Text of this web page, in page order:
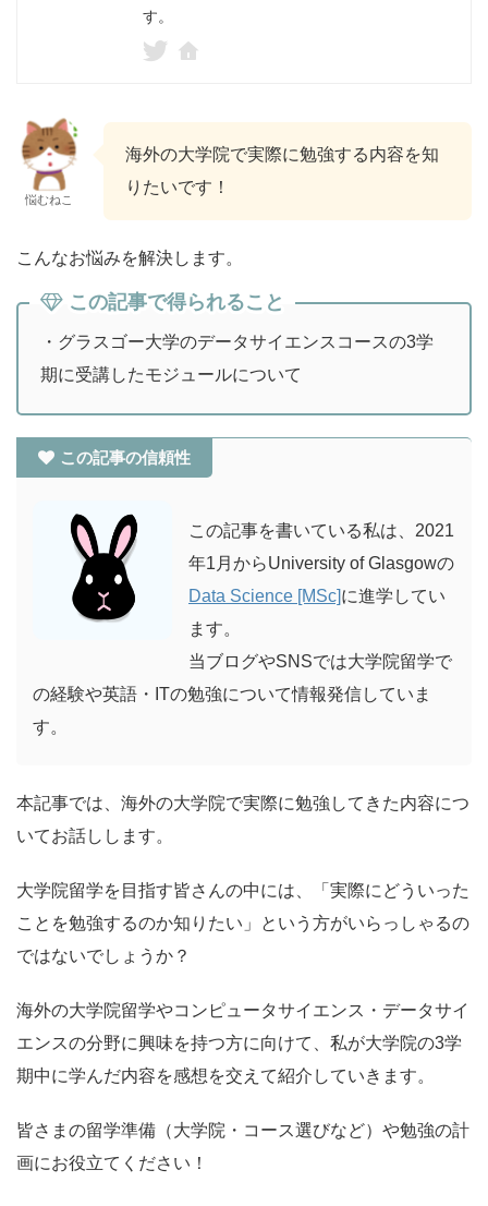
す。
悩むねこ
海外の大学院で実際に勉強する内容を知
りたいです！
こんなお悩みを解決します。
この記事で得られること
・グラスゴー大学のデータサイエンスコースの3学
期に受講したモジュールについて
この記事の信頼性
この記事を書いている私は、2021
年1月からUniversity of Glasgowの
Data Science [MSc]に進学してい
ます。
当ブログやSNSでは大学院留学で
の経験や英語・ITの勉強について情報発信していま
す。
本記事では、海外の大学院で実際に勉強してきた内容につ
いてお話しします。
大学院留学を目指す皆さんの中には、「実際にどういった
ことを勉強するのか知りたい」という方がいらっしゃるの
ではないでしょうか？
海外の大学院留学やコンピュータサイエンス・データサイ
エンスの分野に興味を持つ方に向けて、私が大学院の3学
期中に学んだ内容を感想を交えて紹介していきます。
皆さまの留学準備（大学院・コース選びなど）や勉強の計
画にお役立てください！